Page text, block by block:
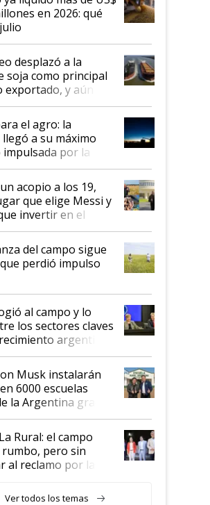
en 2026: qué
desplazó a la
soja como principal
y aún así
casi seis de cada
y sostuvo el
un semestre
el agro: la
a su máximo
por la
las exportaciones
acopio a los 19,
que elige Messi y
invertir en el
era como "darle
hijo para droga":
Rossetti, el libertario
dura crisis salió
del campo sigue
perdió impulso
al campo y lo
los sectores claves
argentino
Musk instalarán
6000 escuelas
la Argentina gracias
con Starlink
Rural: el campo
pero sin
al reclamo por las
Ver todos los temas